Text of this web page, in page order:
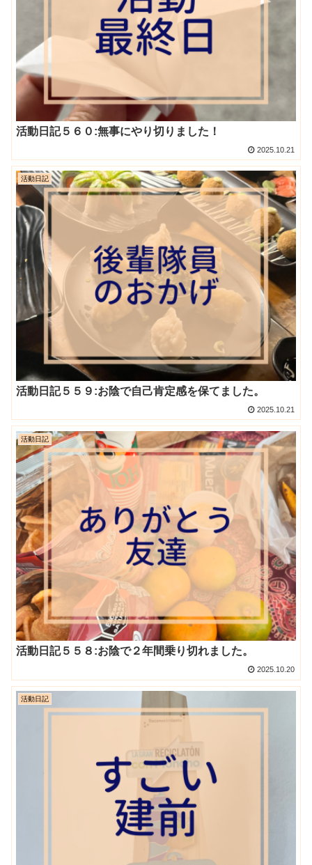
活動日記５６０:無事にやり切りました！
2025.10.21
活動日記
活動日記５５９:お陰で自己肯定感を保てました。
2025.10.21
活動日記
活動日記５５８:お陰で２年間乗り切れました。
2025.10.20
活動日記